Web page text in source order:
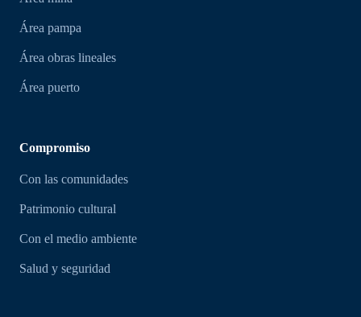
Área pampa
Área obras lineales
Área puerto
Compromiso
Con las comunidades
Patrimonio cultural
Con el medio ambiente
Salud y seguridad